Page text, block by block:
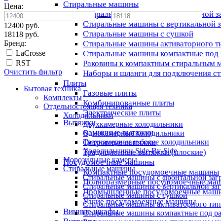
Стиральные машины
Стиральные машины с фронтальной
Стиральные машины с вертикальной
Стиральные машины с сушкой
Стиральные машины активаторного
Стиральные машины компактные под
Раковины к компактным стиральным
Наборы и шланги для подключения
Плиты
Газовые плиты
Комбинированные плиты
Электрические плиты
Вытяжки
Каминные вытяжки
Островные вытяжки
Традиционные вытяжки (плоские)
Посудомоечные машины
Компактные посудомоечные машины
Полноразмерные посудомоечные
Промышленные посудомоечные
Узкие посудомоечные машины
Винные шкафы
Цена:
—
12400 руб.
18118 руб.
Бренд:
LaCrosse
RST
Очистить фильтр
Бытовая техника
Комплекты
Отдельностоящая техника
Холодильники
Двухкамерные холодильники
Однокамерные холодильники
Трехкамерные и более холодильники
Холодильники Side-By-Side
Морозильные камеры
Стиральные машины
Стиральные машины с фронтальной
Стиральные машины с вертикальной
Стиральные машины с сушкой
Стиральные машины активаторного
Стиральные машины компактные под